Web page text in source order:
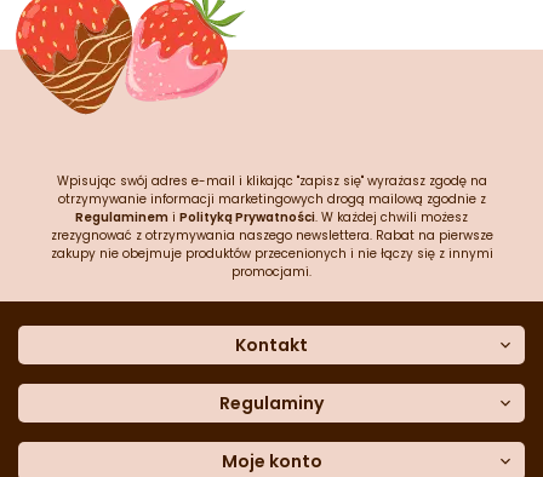
Wpisując swój adres e-mail i klikając "zapisz się" wyrażasz zgodę na
otrzymywanie informacji marketingowych drogą mailową zgodnie z
Regulaminem i Polityką Prywatności. W każdej chwili możesz
zrezygnować z otrzymywania naszego newslettera. Rabat na pierwsze
zakupy nie obejmuje produktów przecenionych i nie łączy się z innymi
promocjami.
Kontakt
Dane kontaktowe
Często zadawane pytania
Sklep stacjonarny
Regulaminy
Polityka prywatności
Moje konto